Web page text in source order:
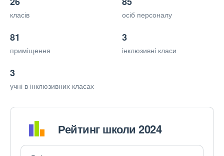
класів осіб персоналу
81
приміщення
3
інклюзивні класи
3
учні в інклюзивних класах
Рейтинг школи 2024